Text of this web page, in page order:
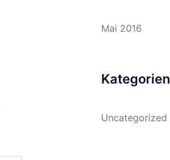
Mai 2016
Kategorien
Uncategorized